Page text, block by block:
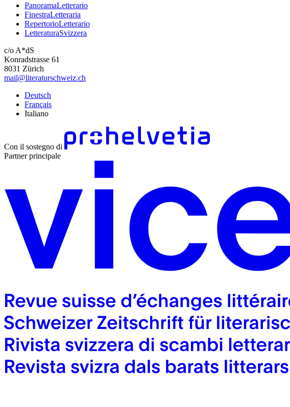
PanoramaLetterario
FinestraLetteraria
RepertorioLetterario
LetteraturaSvizzera
c/o A*dS
Konradstrasse 61
8031 Zürich
mail@literaturschweiz.ch
Deutsch
Français
Italiano
Con il sostegno di
Partner principale